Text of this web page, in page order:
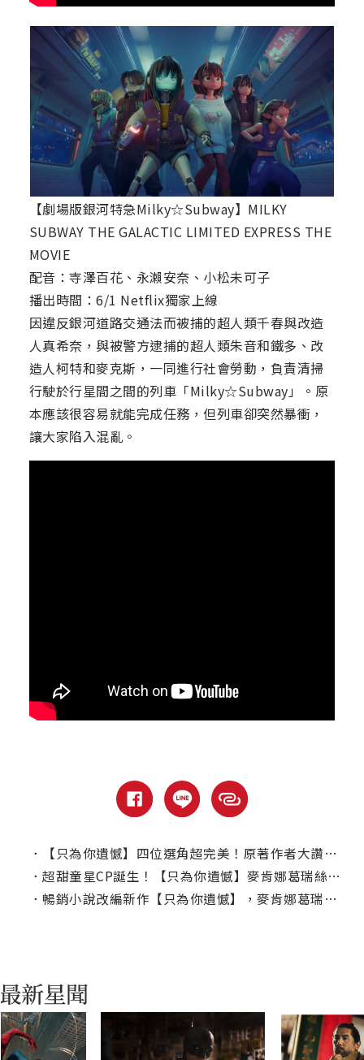
【劇場版銀河特急Milky☆Subway】MILKY
SUBWAY THE GALACTIC LIMITED EXPRESS THE
MOVIE
配音：寺澤百花、永瀨安奈、小松未可子
播出時間：6/1 Netflix獨家上線
因違反銀河道路交通法而被捕的超人類千春與改造
人真希奈，與被警方逮捕的超人類朱音和鐵多、改
造人柯特和麥克斯，一同進行社會勞動，負責清掃
行駛於行星間之間的列車「Milky☆Subway」。原
本應該很容易就能完成任務，但列車卻突然暴衝，
讓大家陷入混亂。
．
【只為你遺憾】四位選角超完美！原著作者大讚：看完會讓人心情很好
． 超甜童星CP誕生！【只為你遺憾】麥肯娜葛瑞絲與梅森塔姆斯愛情戲火花自然又甜蜜
． 暢銷小說改編新作【只為你遺憾】，麥肯娜葛瑞絲配對梅森塔姆斯譜戀曲